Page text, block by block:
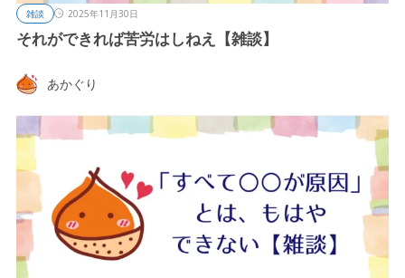
雑談 2025年11月30日
それができれば苦労はしねえ【雑談】
あかぐり